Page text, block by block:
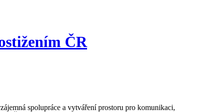
ČR
spolupráce a vytváření prostoru pro komunikaci,